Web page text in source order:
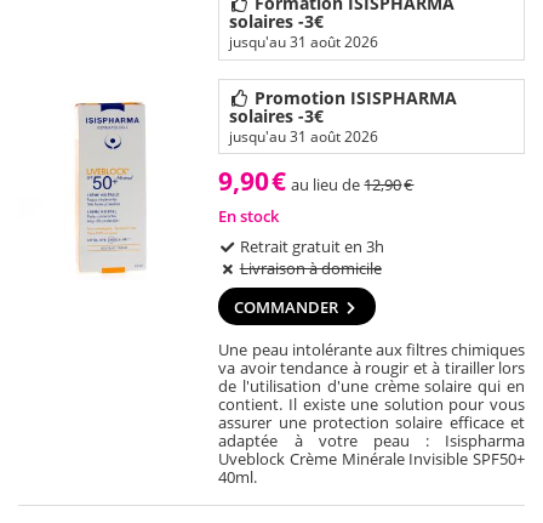
solaires -3€
jusqu'au 31 août 2026
Promotion ISISPHARMA
solaires -3€
jusqu'au 31 août 2026
9,90€ au lieu de12,90€
En stock
Retrait gratuit en 3h
Livraison à domicile
COMMANDER
Une peau intolérante aux filtres chimiques
va avoir tendance à rougir et à tirailler lors
de l'utilisation d'une crème solaire qui en
contient. Il existe une solution pour vous
assurer une protection solaire efficace et
adaptée à votre peau : Isispharma
Uveblock Crème Minérale Invisible SPF50+
40ml.